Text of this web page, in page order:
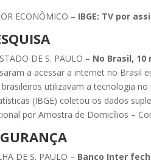
ECONÔMICO – IBGE: TV por
DE S. PAULO – No Brasil,
a acessar a internet no Brasil
brasileiros utilizavam a tecnologia
(IBGE) coletou os dados
por Amostra de Domicílios –
DE S. PAULO – Banco Inter